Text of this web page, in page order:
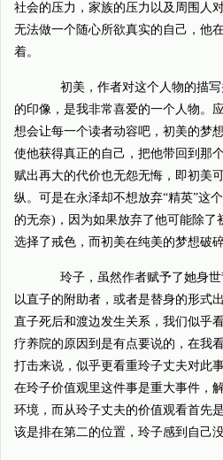
社会的压力，家族的压力以及周围人
无法做一个随心所欲真实的自己，他
着。
初美，作者对这个人物的描写
的印像，是我非常喜爱的一个人物。
想会让每一个读者动容吧，初美的梦
使他获得真正的自己，把他带回到那
赋出再大的代价也无怨无悔，即初美
纵。可是在永泽却不想放弃“精英”这
的无奈)，因为如果放弃了他可能除了
选择了戒色，而初美在纯美的梦想破
玲子，虽然作者赋予了她身世
以直子的附助者，或者是替身的形式
直子死后和渡边发生关系，我们似乎
疗养院的原因到是有点要说的，在我
打击来说，似乎更看重玲子丈夫对此
在玲子价值观里这件事是重大事件，
环境，而从玲子丈夫的价值观看首先
该是排在第二的位置，玲子感到自己